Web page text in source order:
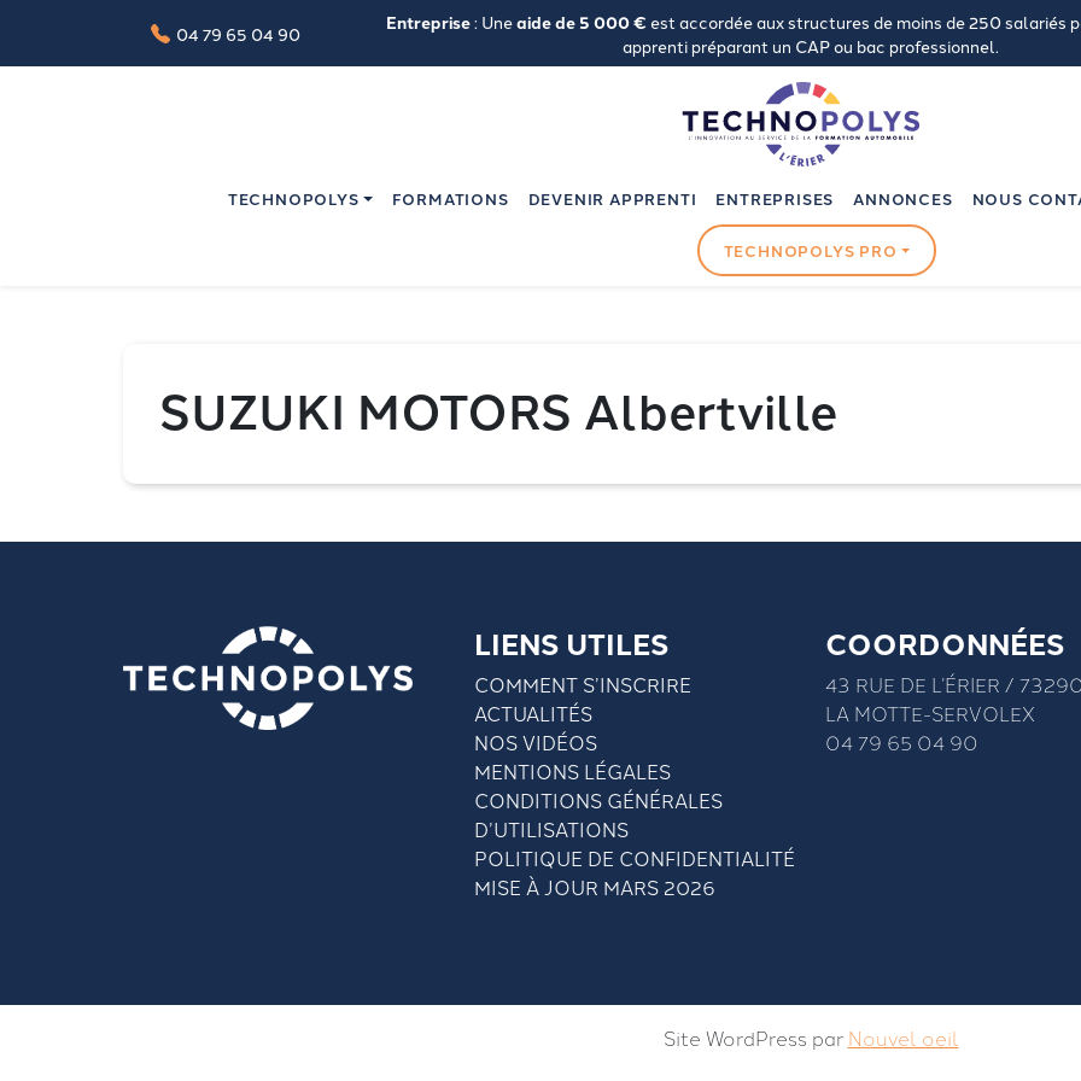
04 79 65 04 90 Entreprise: Uneaide de 5 000 € est accordée aux structures de moins de 250 salariés
apprenti préparant un CAP ou bac professionnel.
TECHNOPOLYS FORMATIONS DEVENIR APPRENTI ENTREPRISES ANNONCES NOUS
TECHNOPOLYS PRO
SUZUKI MOTORS Albertville
LIENS UTILES
COMMENT S’INSCRIRE
ACTUALITÉS
NOS VIDÉOS
MENTIONS LÉGALES
CONDITIONS GÉNÉRALES
D’UTILISATIONS
POLITIQUE DE CONFIDENTIALITÉ
MISE À JOUR MARS 2026
COORDONNÉES
43 RUE DE L’ÉRIER /
LA MOTTE-SERVOLEX
04 79 65 04 90
Site WordPress par Nouvel oeil